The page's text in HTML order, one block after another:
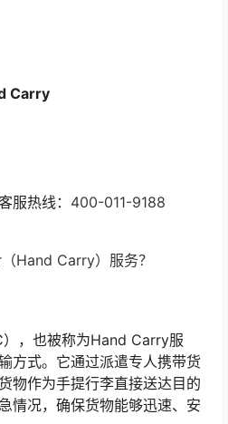
Carry
服热线： 400-011-9188
Hand Carry）服务？
，也被称为Hand Carry服
方式。它通过派遣专人携带货
物作为手提行李直接送达目的
情况，确保货物能够迅速、安